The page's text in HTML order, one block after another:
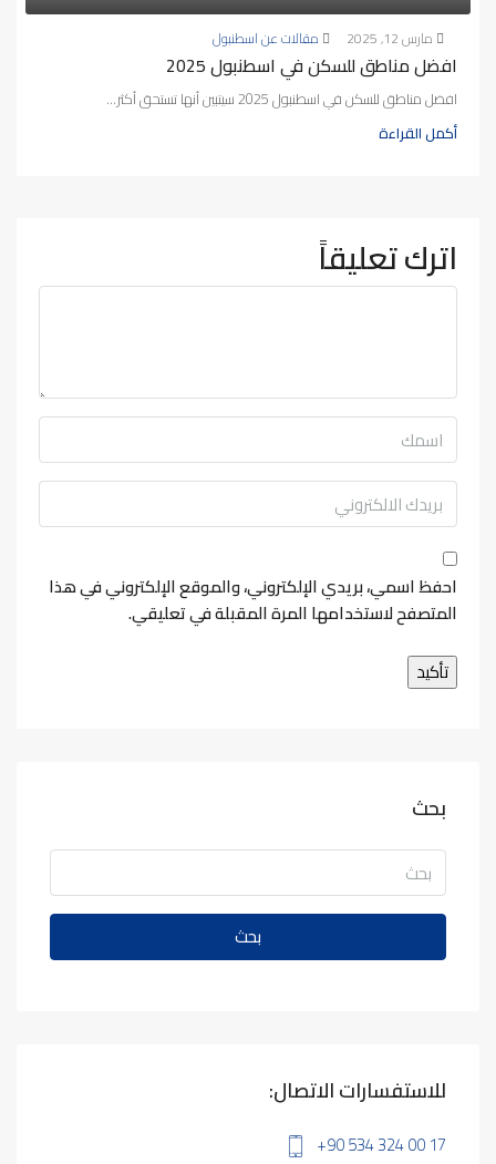
مارس 12, 2025 مقالات عن اسطنبول
افضل مناطق للسكن في اسطنبول 2025
افضل مناطق للسكن في اسطنبول 2025 سيتبين أنها تستحق أكثر...
أكمل القراءة
اترك تعليقاً
احفظ اسمي، بريدي الإلكتروني، والموقع الإلكتروني في هذا
المتصفح لاستخدامها المرة المقبلة في تعليقي.
بحث
بحث
للاستفسارات الاتصال:
+90 534 324 00 17